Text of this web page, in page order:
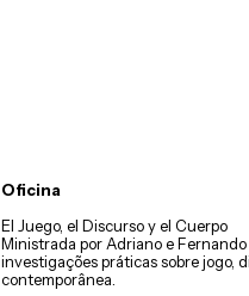
Oficina
El Juego, el Discurso y el Cuerpo
Ministrada por Adriano e
investigações práticas sobre jogo,
contemporânea.